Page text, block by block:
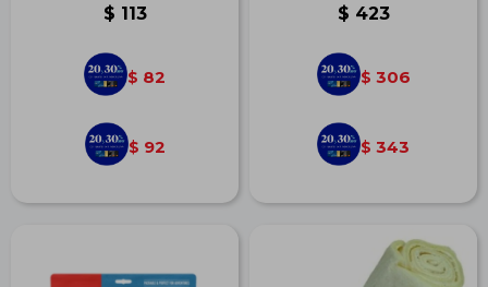
$ 113
$ 82
$ 92
$ 423
$ 306
$ 343